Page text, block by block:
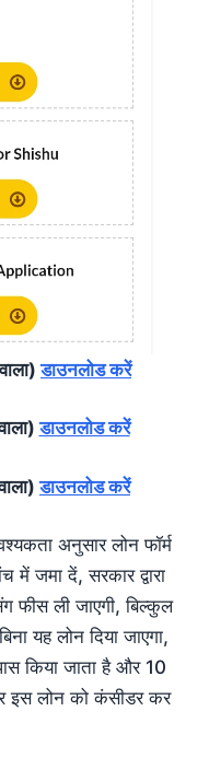
डाउनलोड करें
डाउनलोड करें
डाउनलोड करें
अनुसार लोन फॉर्म
जमा दें, सरकार द्वारा
फीस ली जाएगी, बिल्कुल
यह लोन दिया जाएगा,
किया जाता है और 10
इस लोन को कंसीडर कर